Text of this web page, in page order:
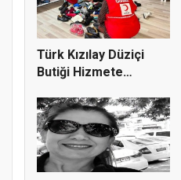
Türk Kızılay Düziçi
Butiği Hizmete